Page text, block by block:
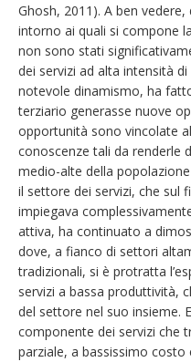
Ghosh, 2011). A ben
intorno ai quali si compone
non sono stati
dei servizi ad alta intensità
notevole dinamismo, ha
terziario generasse nuove
opportunità sono vincolate
conoscenze tali da renderle
medio-alte della
il settore dei servizi, che sul
impiegava
attiva, ha continuato a
dove, a fianco di settori
tradizionali, si è protratta
servizi a bassa produttività,
del settore nel suo insieme.
componente dei servizi che
parziale, a bassissimo costo